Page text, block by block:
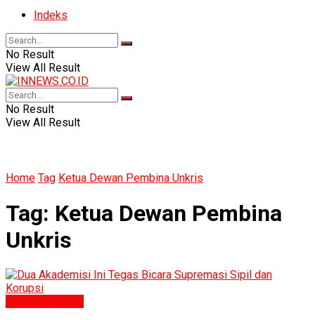
Indeks
No Result
View All Result
No Result
View All Result
Home Tag Ketua Dewan Pembina Unkris
Tag: Ketua Dewan Pembina
Unkris